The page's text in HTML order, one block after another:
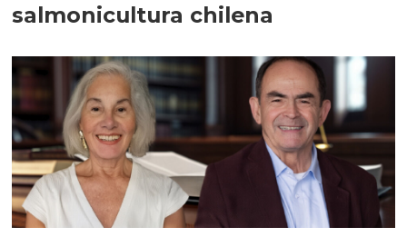
salmonicultura chilena